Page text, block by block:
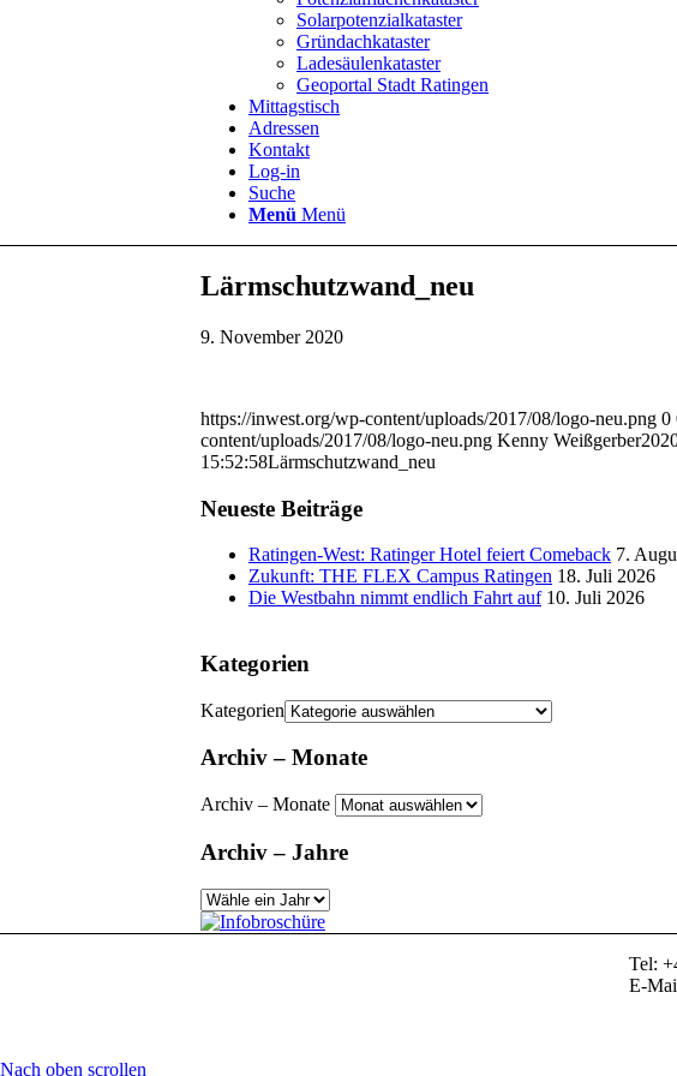
Solarpotenzialkataster
Gründachkataster
Ladesäulenkataster
Geoportal Stadt Ratingen
Mittagstisch
Adressen
Kontakt
Log-in
Suche
Menü Menü
Lärmschutzwand_neu
9. November 2020
https://inwest.org/wp-content/uploads/2017/08/logo-neu.png 0
content/uploads/2017/08/logo-neu.png Kenny Weißgerber
15:52:58Lärmschutzwand_neu
Neueste Beiträge
Ratingen-West: Ratinger Hotel feiert Comeback 7.
Zukunft: THE FLEX Campus Ratingen 18. Juli 2026
Die Westbahn nimmt endlich Fahrt auf 10. Juli 2026
Kategorien
Kategorien
Archiv – Monate
Archiv – Monate
Archiv – Jahre
Tel:
E-
Nach oben scrollen